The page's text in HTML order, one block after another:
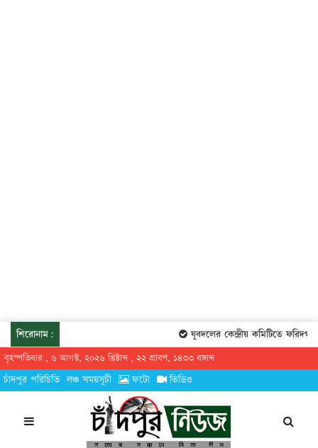
শিরোনাম: যুবদলের কেন্দ্রীয় কমিটিতে
বৃহস্পতিবার , ৬ আগস্ট, ২০২৬ খ্রিষ্টাব্দ , ২২ শ্রাবণ, ১৪৩৩ বঙ্গাব্দ
চাঁদপুর পরিচিতি লঞ্চ সময়সূচী ফটো ভিডিও